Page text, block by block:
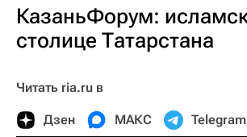
КазаньФорум:
столице Татарстана
Читать ria.ru в
Дзен МАКС Telegram